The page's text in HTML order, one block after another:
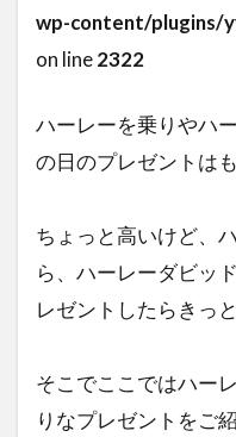
wp-content/plugins/
on line2322
ハーレーを乗りやハ
の日のプレゼントは
ちょっと高いけど、
ら、ハーレーダビッ
レゼントしたらきっ
そこでここではハー
りなプレゼントをご